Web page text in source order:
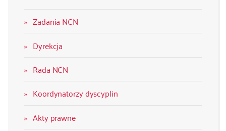
Zadania NCN
Dyrekcja
Rada NCN
Koordynatorzy dyscyplin
Akty prawne